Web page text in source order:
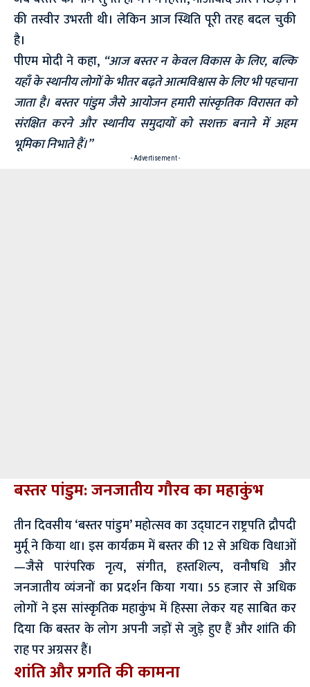
की तस्वीर उभरती थी। लेकिन आज स्थिति पूरी तरह बदल चुकी
है।
पीएम मोदी ने कहा, “आज बस्तर न केवल विकास के लिए, बल्कि
यहाँ के स्थानीय लोगों के भीतर बढ़ते आत्मविश्वास के लिए भी पहचाना
जाता है। बस्तर पांडुम जैसे आयोजन हमारी सांस्कृतिक विरासत को
संरक्षित करने और स्थानीय समुदायों को सशक्त बनाने में अहम
भूमिका निभाते हैं।”
- Advertisement -
बस्तर पांडुम: जनजातीय गौरव का महाकुंभ
तीन दिवसीय ‘बस्तर पांडुम’ महोत्सव का उद्घाटन राष्ट्रपति द्रौपदी
मुर्मू ने किया था। इस कार्यक्रम में बस्तर की 12 से अधिक विधाओं
—जैसे पारंपरिक नृत्य, संगीत, हस्तशिल्प, वनौषधि और
जनजातीय व्यंजनों का प्रदर्शन किया गया। 55 हजार से अधिक
लोगों ने इस सांस्कृतिक महाकुंभ में हिस्सा लेकर यह साबित कर
दिया कि बस्तर के लोग अपनी जड़ों से जुड़े हुए हैं और शांति की
राह पर अग्रसर हैं।
शांति और प्रगति की कामना